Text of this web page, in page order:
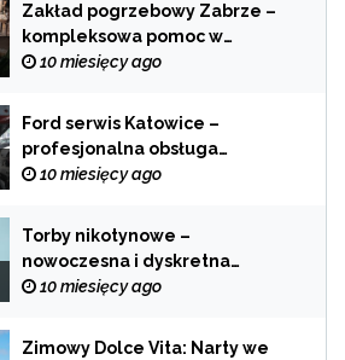
Zakład pogrzebowy Zabrze –
kompleksowa pomoc w
trudnych chwilach
10 miesięcy ago
Ford serwis Katowice –
profesjonalna obsługa
Twojego samochodu
10 miesięcy ago
Torby nikotynowe –
nowoczesna i dyskretna
alternatywa dla tradycyjnego
10 miesięcy ago
Zimowy Dolce Vita: Narty we